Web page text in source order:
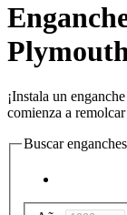
¡Instala un
comienza a
Buscar